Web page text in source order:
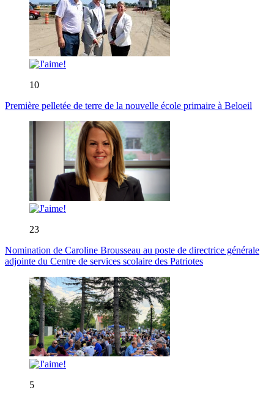
10
Première pelletée de terre de la nouvelle école primaire à Beloeil
23
Nomination de Caroline Brousseau au poste de directrice générale
adjointe du Centre de services scolaire des Patriotes
5